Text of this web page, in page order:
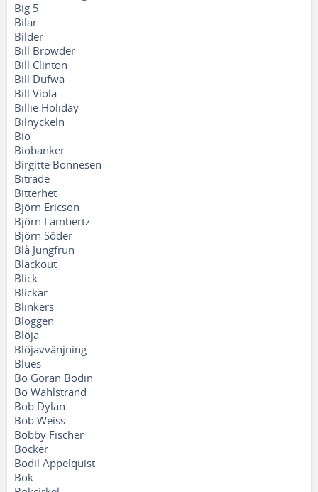
Big 5
Bilar
Bilder
Bill Browder
Bill Clinton
Bill Dufwa
Bill Viola
Billie Holiday
Bilnyckeln
Bio
Biobanker
Birgitte Bonnesen
Biträde
Bitterhet
Björn Ericson
Björn Lambertz
Björn Söder
Blå Jungfrun
Blackout
Blick
Blickar
Blinkers
Bloggen
Blöja
Blöjavvänjning
Blues
Bo Göran Bodin
Bo Wahlstrand
Bob Dylan
Bob Weiss
Bobby Fischer
Böcker
Bodil Appelquist
Bok